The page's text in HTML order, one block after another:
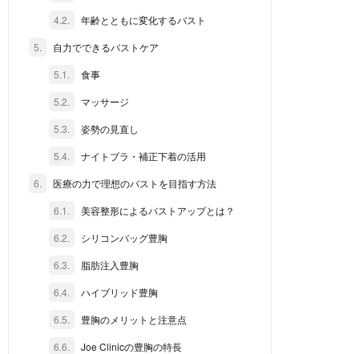
4.2.
年齢とともに変化するバスト
5.
自力でできるバストケア
5.1.
食事
5.2.
マッサージ
5.3.
姿勢の見直し
5.4.
ナイトブラ・補正下着の活用
6.
医療の力で理想のバストを目指す方法
6.1.
美容整形によるバストアップとは？
6.2.
シリコンバッグ豊胸
6.3.
脂肪注入豊胸
6.4.
ハイブリッド豊胸
6.5.
豊胸のメリットと注意点
6.6.
Joe Clinicの豊胸の特長